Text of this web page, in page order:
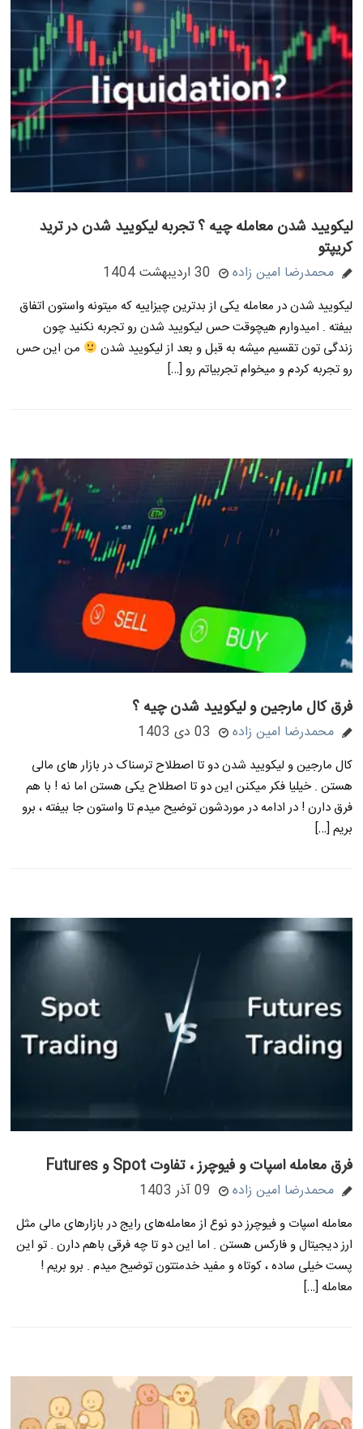
لیکویید شدن معامله چیه ؟ تجربه لیکویید شدن در ترید
کریپتو
محمدرضا امین زاده 30 اردیبهشت 1404
لیکویید شدن در معامله یکی از بدترین چیزاییه که میتونه واستون اتفاق
بیفته . امیدوارم هیچوقت حس لیکویید شدن رو تجربه نکنید چون
زندگی تون تقسیم میشه به قبل و بعد از لیکویید شدن
من این حس
رو تجربه کردم و میخوام تجربیاتم رو […]
فرق کال مارجین و لیکویید شدن چیه ؟
محمدرضا امین زاده 03 دی 1403
کال مارجین و لیکویید شدن دو تا اصطلاح ترسناک در بازار های مالی
هستن . خیلیا فکر میکنن این دو تا اصطلاح یکی هستن اما نه ! با هم
فرق دارن ! در ادامه در موردشون توضیح میدم تا واستون جا بیفته ، برو
بریم […]
فرق معامله اسپات و فیوچرز ، تفاوت Spot و Futures
محمدرضا امین زاده 09 آذر 1403
معامله اسپات و فیوچرز دو نوع از معامله‌های رایج در بازارهای مالی مثل
ارز دیجیتال و فارکس هستن . اما این دو تا چه فرقی باهم دارن . تو این
پست خیلی ساده ، کوتاه و مفید خدمتتون توضیح میدم . برو بریم !
معامله […]